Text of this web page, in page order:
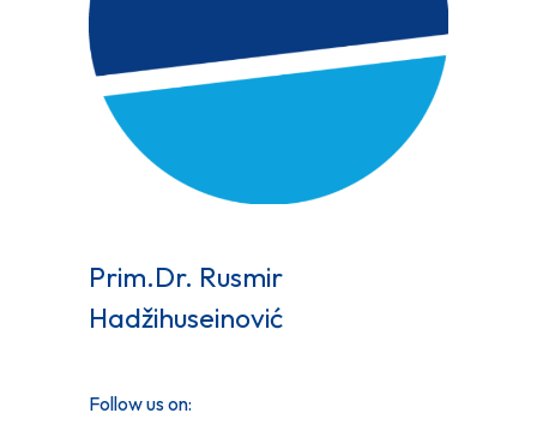
Prim.Dr. Rusmir
Hadžihuseinović
Follow us on: